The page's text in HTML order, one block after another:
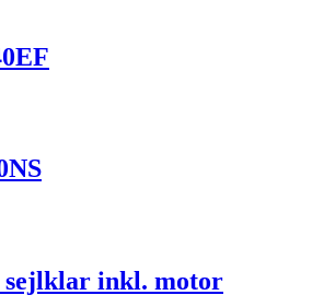
sejlklar inkl. motor